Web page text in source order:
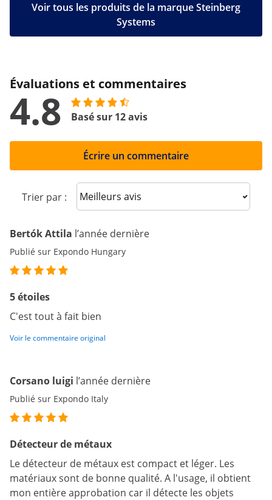
Voir tous les produits de la marque Steinberg
Systems
Évaluations et commentaires
4.8 Basé sur 12 avis
Écrire un commentaire
Trier par : Sort reviews
Bertók Attila l’année dernière
Publié sur Expondo Hungary
5 étoiles
C'est tout à fait bien
Voir le commentaire original
Corsano luigi l’année dernière
Publié sur Expondo Italy
Détecteur de métaux
Le détecteur de métaux est compact et léger. Les
matériaux sont de bonne qualité. A l'usage, il obtient
mon entière approbation car il détecte les objets